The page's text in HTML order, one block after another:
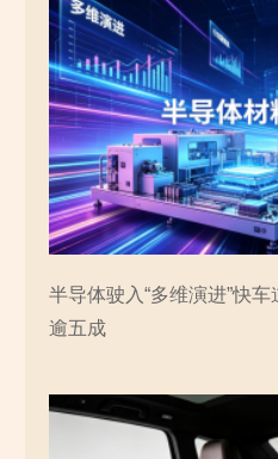
半导体驶入“多维演进”快
逾五成